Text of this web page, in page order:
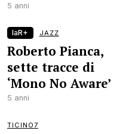
5 anni
laR+ JAZZ
Roberto Pianca,
sette tracce di
‘Mono No Aware’
5 anni
TICINO7